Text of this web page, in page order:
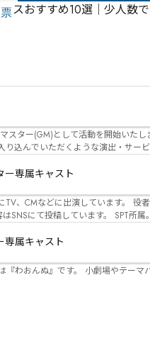
リ
票 スおすすめ10選｜少人数
俳優・声優・アイドルとしての活動経験を活かし、GMとしての進行だけ
ービスを得意としています。 自分自身でも作品制作を行って
参加してくださる皆様がどんなエンディングを迎えるのか、どんな物語が
挙げるなら恋愛もの（恋愛要素を含むシナリ
わず幅広く対応可能です！お任せください！ 《所属団
GM) ★ ストーリープレイングシアター (GM) ★ フィネガンズ ウェイク (GM)
ー専属キャスト
から、皆様の物語体験を深めるお手伝いができればと思っています。
ー「星詠みの標」にてGMデビュー。 ボードゲーム×体感型演劇 イマ
。
専属キャスト
『わおんぬ』です。 小劇場やテー